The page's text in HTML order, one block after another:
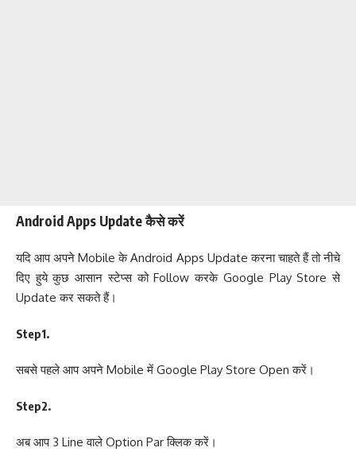
Android Apps Update कैसे करें
यदि आप अपने Mobile के Android Apps Update करना चाहते हैं तो नीचे
दिए हुये कुछ आसान स्टेप्स को Follow करके Google Play Store से
Update कर सकते हैं।
Step1.
सबसे पहले आप अपने Mobile में Google Play Store Open करें।
Step2.
अब आप 3 Line वाले Option Par क्लिक करें।